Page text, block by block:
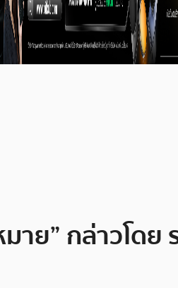
าย” กล่าวโด